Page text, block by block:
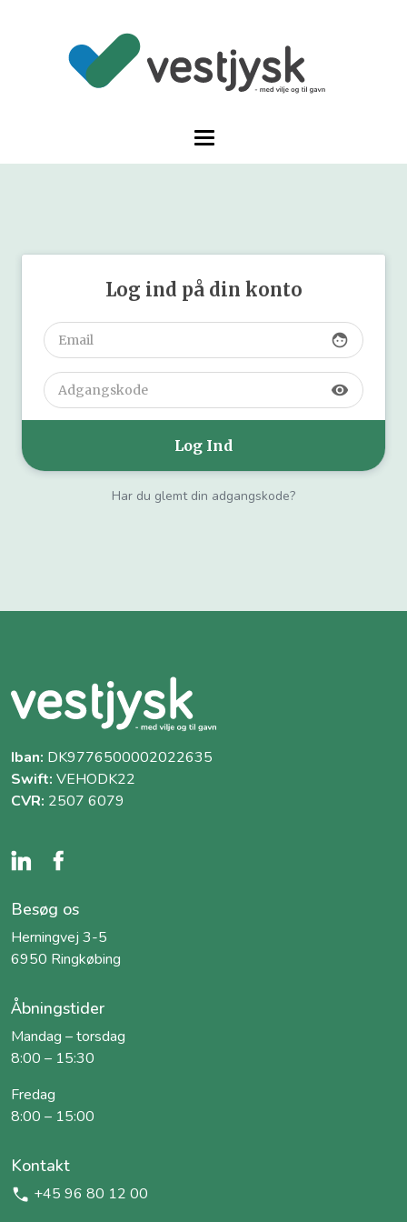
Log ind på din konto
face
visibility
Har du glemt din adgangskode?
Iban: DK9776500002022635
Swift: VEHODK22
CVR: 2507 6079
Besøg os
Herningvej 3-5
6950 Ringkøbing
Åbningstider
Mandag – torsdag
8:00 – 15:30
Fredag
8:00 – 15:00
Kontakt
+45 96 80 12 00